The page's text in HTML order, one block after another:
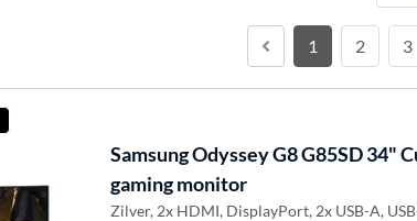
1 2 3
SamsungOdyssey G8 G85SD 34"
gaming monitor
Zilver, 2x HDMI, DisplayPort, 2x USB-A,